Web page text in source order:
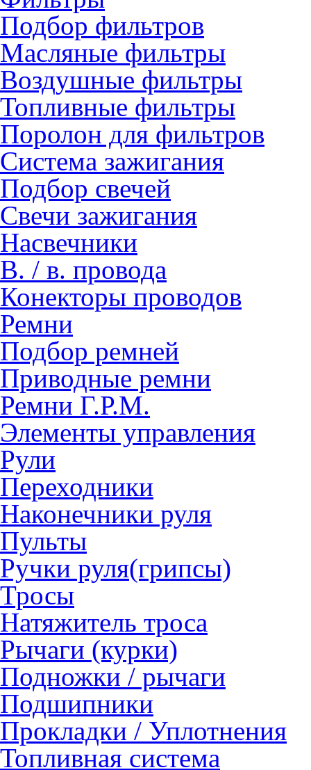
Подбор фильтров
Масляные фильтры
Воздушные фильтры
Топливные фильтры
Поролон для фильтров
Система зажигания
Подбор свечей
Свечи зажигания
Насвечники
В. / в. провода
Конекторы проводов
Ремни
Подбор ремней
Приводные ремни
Ремни Г.Р.М.
Элементы управления
Рули
Переходники
Наконечники руля
Пульты
Ручки руля(грипсы)
Тросы
Натяжитель троса
Рычаги (курки)
Подножки / рычаги
Подшипники
Прокладки / Уплотнения
Топливная система